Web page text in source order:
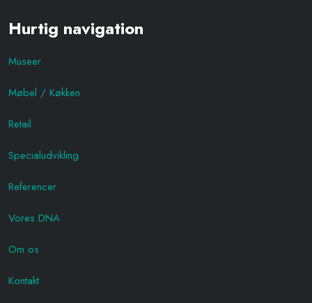
Hurtig navigation
Museer
Møbel / Køkken
Retail
Specialudvikling
Referencer
Vores DNA
Om os
Kontakt